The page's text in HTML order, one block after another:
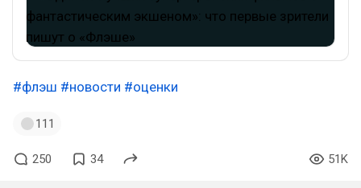
#флэш #новости #оценки
111
250 34 51K